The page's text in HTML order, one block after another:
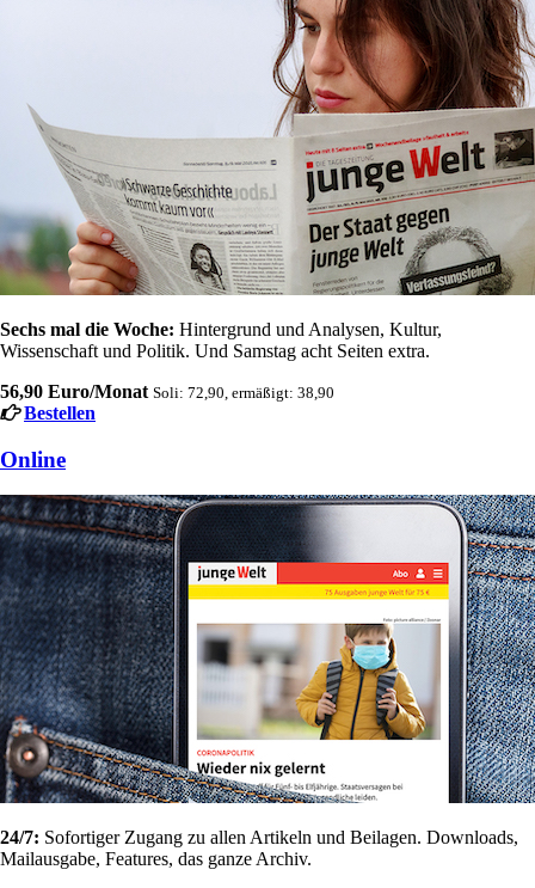
Sechs mal die Woche: Hintergrund und Analysen, Kultur,
Wissenschaft und Politik. Und Samstag acht Seiten extra.
56,90 Euro/Monat Soli: 72,90, ermäßigt: 38,90
Bestellen
Online
24/7: Sofortiger Zugang zu allen Artikeln und Beilagen. Downloads,
Mailausgabe, Features, das ganze Archiv.